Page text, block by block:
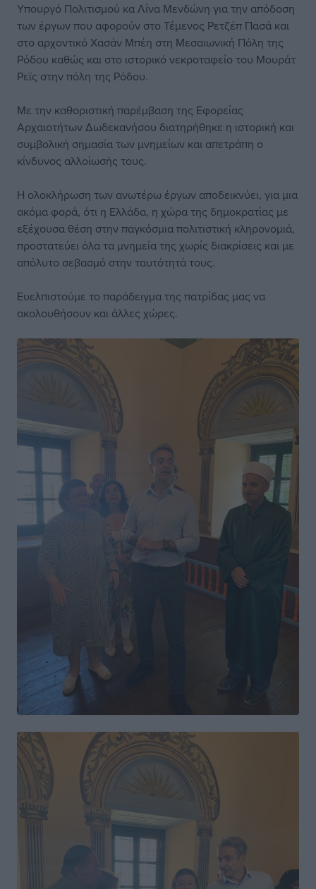
Υπουργό Πολιτισμού κα Λίνα Μενδώνη για την απόδοση
των έργων που αφορούν στο Τέμενος Ρετζέπ Πασά και
στο αρχοντικό Χασάν Μπέη στη Μεσαιωνική Πόλη της
Ρόδου καθώς και στο ιστορικό νεκροταφείο του Μουράτ
Ρεϊς στην πόλη της Ρόδου.
Με την καθοριστική παρέμβαση της Εφορείας
Αρχαιοτήτων Δωδεκανήσου διατηρήθηκε η ιστορική και
συμβολική σημασία των μνημείων και απετράπη ο
κίνδυνος αλλοίωσής τους.
Η ολοκλήρωση των ανωτέρω έργων αποδεικνύει, για μια
ακόμα φορά, ότι η Ελλάδα, η χώρα της δημοκρατίας με
εξέχουσα θέση στην παγκόσμια πολιτιστική κληρονομιά,
προστατεύει όλα τα μνημεία της χωρίς διακρίσεις και με
απόλυτο σεβασμό στην ταυτότητά τους.
Ευελπιστούμε το παράδειγμα της πατρίδας μας να
ακολουθήσουν και άλλες χώρες.